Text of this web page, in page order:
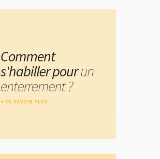
Comment
s'habiller pourun
enterrement ?
EN SAVOIR PLUS